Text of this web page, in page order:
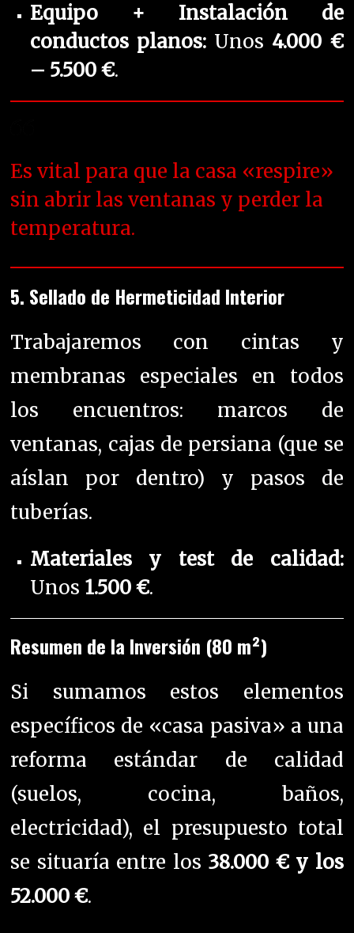
Equipo + Instalación de
conductos planos: Unos 4.000 €
– 5.500 €.
Es vital para que la casa «respire»
sin abrir las ventanas y perder la
temperatura.
5. Sellado de Hermeticidad Interior
Trabajaremos con cintas y
membranas especiales en todos
los encuentros: marcos de
ventanas, cajas de persiana (que se
aíslan por dentro) y pasos de
tuberías.
Materiales y test de calidad:
Unos 1.500 €.
Resumen de la Inversión (80 m²)
Si sumamos estos elementos
específicos de «casa pasiva» a una
reforma estándar de calidad
(suelos, cocina, baños,
electricidad), el presupuesto total
se situaría entre los 38.000 € y los
52.000 €.